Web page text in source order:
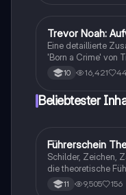
verbessern
Englisch
Trevor Noah:
Eine detaillierte
'Born a Crime' von
Kind einer
Zusammenfassung
historischen
auseinandersetzen
10 16,421
Beliebtester
Lerntipps
Führerschein
Schilder, Zeichen,
die theoretische
11 9,505 156